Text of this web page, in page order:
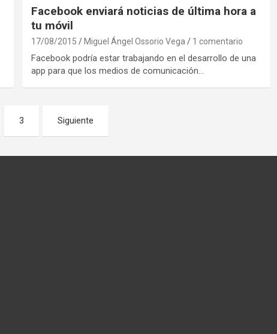
Facebook enviará noticias de última hora a
tu móvil
17/08/2015 Miguel Ángel Ossorio Vega 1 comentario
Facebook podría estar trabajando en el desarrollo de una
app para que los medios de comunicación…
3 Siguiente